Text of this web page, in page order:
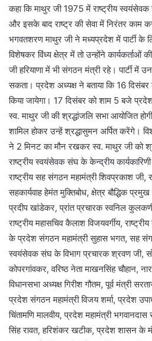
कहा कि माथुर जी 1975 में राष्ट्रीय
और इसके बाद राष्ट्र की सेवा में निरंतर काम
भगवतशरण माथुर जी ने मध्यप्रदेश में पार्टी के
विशेषकर विंध्य क्षेत्र में तो उन्होंने कार्यकर्ताओं
जी हरियाणा में भी संगठन मंत्री रहे। पार्टी में
सकता। प्रदेश अध्यक्ष ने बताया कि 16
किया जायेगा। 17 दिसंबर को शाम 5 बजे
स्व. माथुर जी की श्रद्धांजलि सभा आयोजित
शामिल होकर उन्हें श्रद्धासुमन अर्पित करेंगे।
ने 2 मिनट का मौन रखकर स्व. माथुर जी को
राष्ट्रीय स्वयंसेवक संघ के केन्द्रीय
राष्ट्रीय सह संगठन महामंत्री शिवप्रकाश
सहकार्यवाह हेमंत मुक्तिबोध, क्षेत्र बौद्धिक
प्रदीप खांडेकर, प्रांत प्रचारक स्वनिल
राष्ट्रीय महासचिव कैलाश विजयवर्गीय, राष्ट्रीय
के प्रदेश संगठन महामंत्री सुहास भगत, सह
स्वयंसेवक संघ के विभाग प्रचारक श्रवण जी,
कोपरगांवकर, वरिष्ठ नेता माखनसिंह चौहान,
विधानसभा अध्यक्ष गिरीश गौतम, पूर्व मंत्री
प्रदेश संगठन महामंत्री विजय शर्मा, प्रदेश
चिंतामणि मालवीय, प्रदेश महामंत्री भगवानदास
सिंह रावत, हरिशंकर खटीक, प्रदेश शासन के